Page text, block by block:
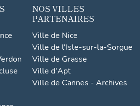
NOS VILLES
PARTENAIRES
Ville de Nice
Ville de l'Isle-sur-la-Sorgue
Ville de Grasse
Ville d'Apt
Ville de Cannes - Archives